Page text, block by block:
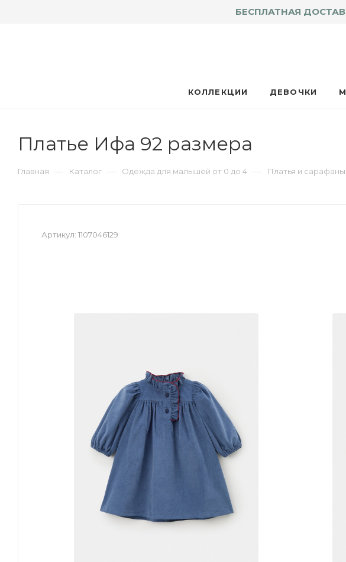
БЕСПЛАТНАЯ
КОЛЛЕКЦИИ ДЕВОЧКИ
Платье Ифа 92 размера
Главная — Каталог — Одежда для малышей от 0 до 4 — Платья и
Артикул: 1107046129